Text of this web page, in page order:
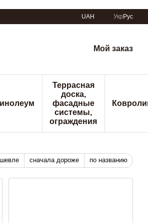
UAH Укр Рус
Мой заказ
Террасная
доска,
фасадные
системы,
ограждения
сначала дороже по названию